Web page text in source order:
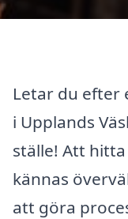
Letar du efter
i Upplands
ställe! Att
kännas
att göra